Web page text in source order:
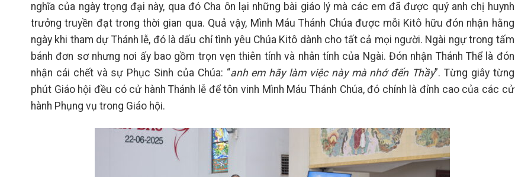
nghĩa của ngày trọng đại này, qua đó Cha ôn lại những bài giáo lý mà các em đã được quý anh chị huynh
trưởng truyền đạt trong thời gian qua. Quả vậy, Mình Máu Thánh Chúa được mỗi Kitô hữu đón nhận hằng
ngày khi tham dự Thánh lễ, đó là dấu chỉ tình yêu Chúa Kitô dành cho tất cả mọi người. Ngài ngự trong tấm
bánh đơn sơ nhưng nơi ấy bao gồm trọn vẹn thiên tính và nhân tính của Ngài. Đón nhận Thánh Thể là đón
nhận cái chết và sự Phục Sinh của Chúa: “anh em hãy làm việc này mà nhớ đến Thầy”. Từng giây từng
phút Giáo hội đều có cử hành Thánh lễ để tôn vinh Mình Máu Thánh Chúa, đó chính là đỉnh cao của các cử
hành Phụng vụ trong Giáo hội.